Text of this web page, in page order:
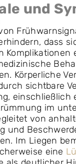
und
dass
Komplikationen
Körperliche
sichtbare
einschließlich
im
von
und
Im Liegen
eine